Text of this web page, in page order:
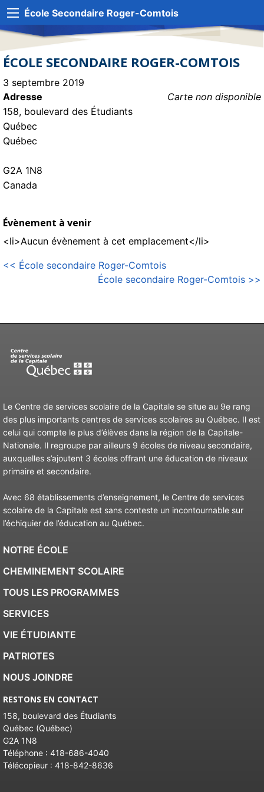
École Secondaire Roger-Comtois
ÉCOLE SECONDAIRE ROGER-COMTOIS
3 septembre 2019
Carte non disponible
Adresse
158, boulevard des Étudiants
Québec
Québec
G2A 1N8
Canada
Évènement à venir
<li>Aucun évènement à cet emplacement</li>
NAVIGATION
<< École secondaire Roger-Comtois
École secondaire Roger-Comtois >>
Le Centre de services scolaire de la Capitale se situe au 9e rang
des plus importants centres de services scolaires au Québec. Il est
celui qui compte le plus d’élèves dans la région de la Capitale-
Nationale. Il regroupe par ailleurs 9 écoles de niveau secondaire,
auxquelles s’ajoutent 3 écoles offrant une éducation de niveaux
primaire et secondaire.
Avec 68 établissements d’enseignement, le Centre de services
scolaire de la Capitale est sans conteste un incontournable sur
l’échiquier de l’éducation au Québec.
NOTRE ÉCOLE
CHEMINEMENT SCOLAIRE
TOUS LES PROGRAMMES
SERVICES
VIE ÉTUDIANTE
PATRIOTES
NOUS JOINDRE
RESTONS EN CONTACT
158, boulevard des Étudiants
Québec (Québec)
G2A 1N8
Téléphone : 418-686-4040
Télécopieur : 418-842-8636